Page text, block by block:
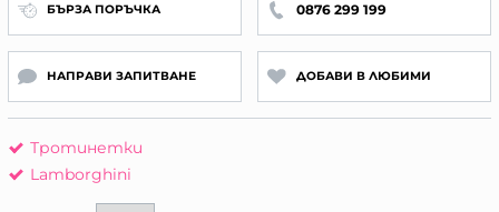
БЪРЗА ПОРЪЧКА 0876 299 199
НАПРАВИ ЗАПИТВАНЕ ДОБАВИ В ЛЮБИМИ
Тротинетки
Lamborghini